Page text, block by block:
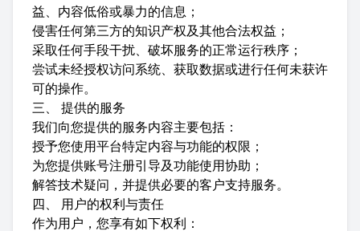
益、内容低俗或暴力的信息；
侵害任何第三方的知识产权及其他合法权益；
采取任何手段干扰、破坏服务的正常运行秩序；
尝试未经授权访问系统、获取数据或进行任何未获许
可的操作。
三、 提供的服务
我们向您提供的服务内容主要包括：
授予您使用平台特定内容与功能的权限；
为您提供账号注册引导及功能使用协助；
解答技术疑问，并提供必要的客户支持服务。
四、 用户的权利与责任
作为用户，您享有如下权利：